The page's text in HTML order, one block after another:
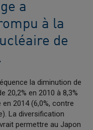
a
à la
de
la diminution de
20,2% en 2010 à 8,3%
2014 (6,0%, contre
La diversification
permettre au Japon